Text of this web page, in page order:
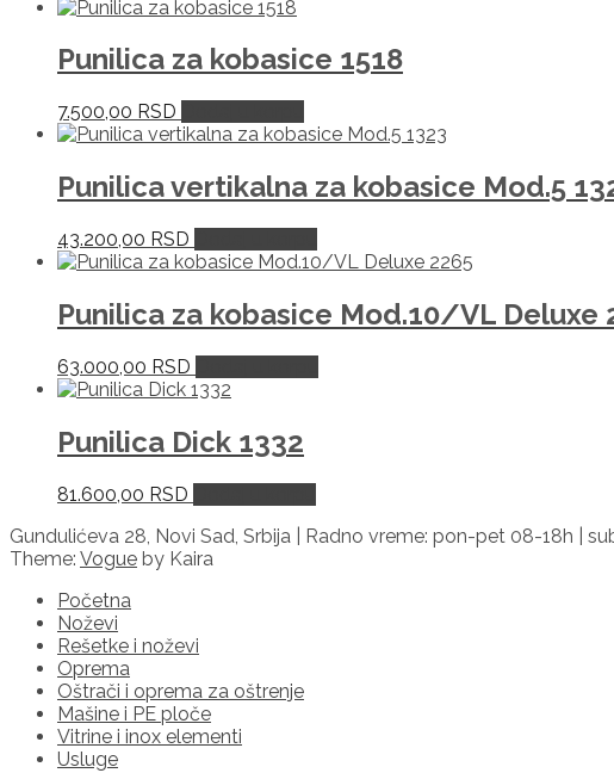
Punilica za kobasice 1518
7.500,00 RSD
Punilica vertikalna za kobasice Mod.5
43.200,00 RSD
Punilica za kobasice Mod.10/VL Deluxe
63.000,00 RSD
Punilica Dick 1332
81.600,00 RSD
Gundulićeva 28, Novi Sad, Srbija | Radno vreme: pon-pet 08-18h |
Theme: Vogue by Kaira
Početna
Noževi
Rešetke i noževi
Oprema
Oštrači i oprema za oštrenje
Mašine i PE ploče
Vitrine i inox elementi
Usluge